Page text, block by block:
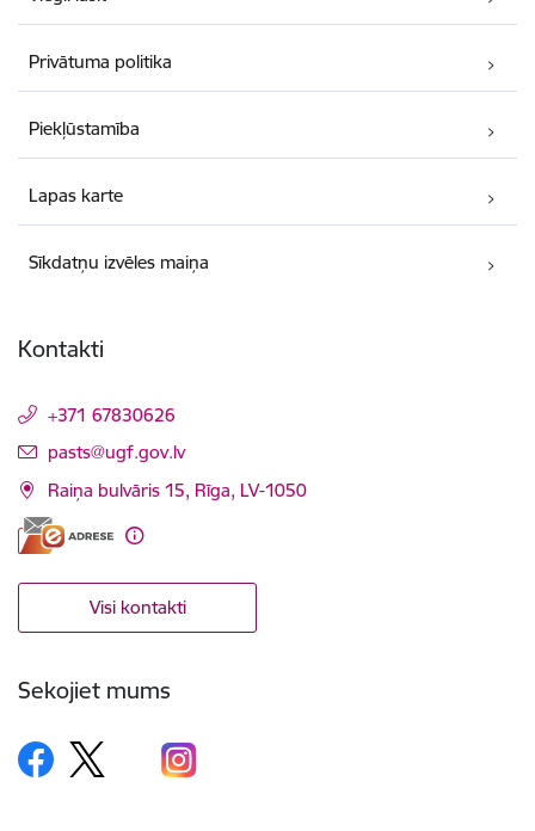
Privātuma politika
Piekļūstamība
Lapas karte
Sīkdatņu izvēles maiņa
Kontakti
+371 67830626
E-pasts:
pasts@ugf.gov.lv
Raiņa bulvāris 15, Rīga, LV-1050
Visi kontakti
Sekojiet mums